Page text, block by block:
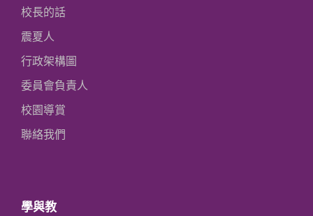
校長的話
震夏人
行政架構圖
委員會負責人
校園導賞
聯絡我們
學與教